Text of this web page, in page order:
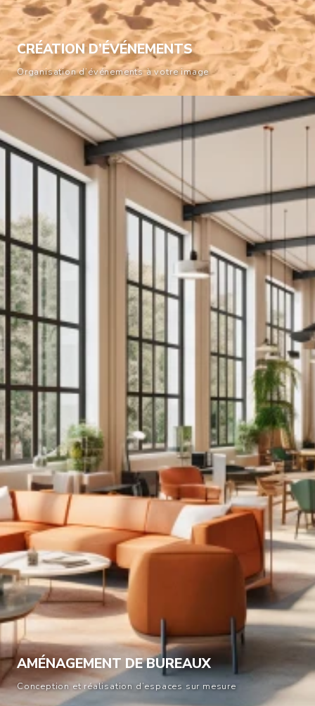
CRÉATION D’ÉVÉNEMENTS
Organisation d’événements à votre image
AMÉNAGEMENT DE BUREAUX
Conception et réalisation d’espaces sur mesure